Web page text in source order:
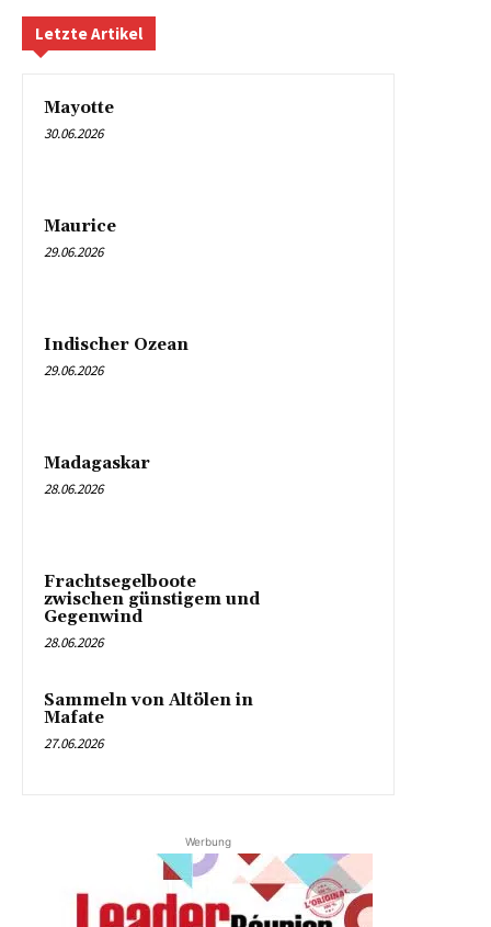
Letzte Artikel
Mayotte
30.06.2026
Maurice
29.06.2026
Indischer Ozean
29.06.2026
Madagaskar
28.06.2026
Frachtsegelboote
zwischen günstigem und
Gegenwind
28.06.2026
Sammeln von Altölen in
Mafate
27.06.2026
Werbung